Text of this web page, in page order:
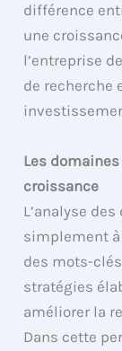
différence
une
l’entreprise
de recherche
Les
croissance
L’analyse
simplement
des mots-
stratégies
améliorer la
Dans cette